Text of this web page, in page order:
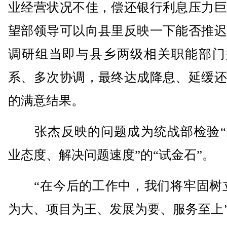
业经营状况不佳，偿还银行利息压力
望部领导可以向县里反映一下能否推
调研组当即与县乡两级相关职能部
系、多次协调，最终达成降息、延缓
的满意结果。
张杰反映的问题成为统战部检验“
业态度、解决问题速度”的“试金石”。
“在今后的工作中，我们将牢固树
为大、项目为王、发展为要、服务至上